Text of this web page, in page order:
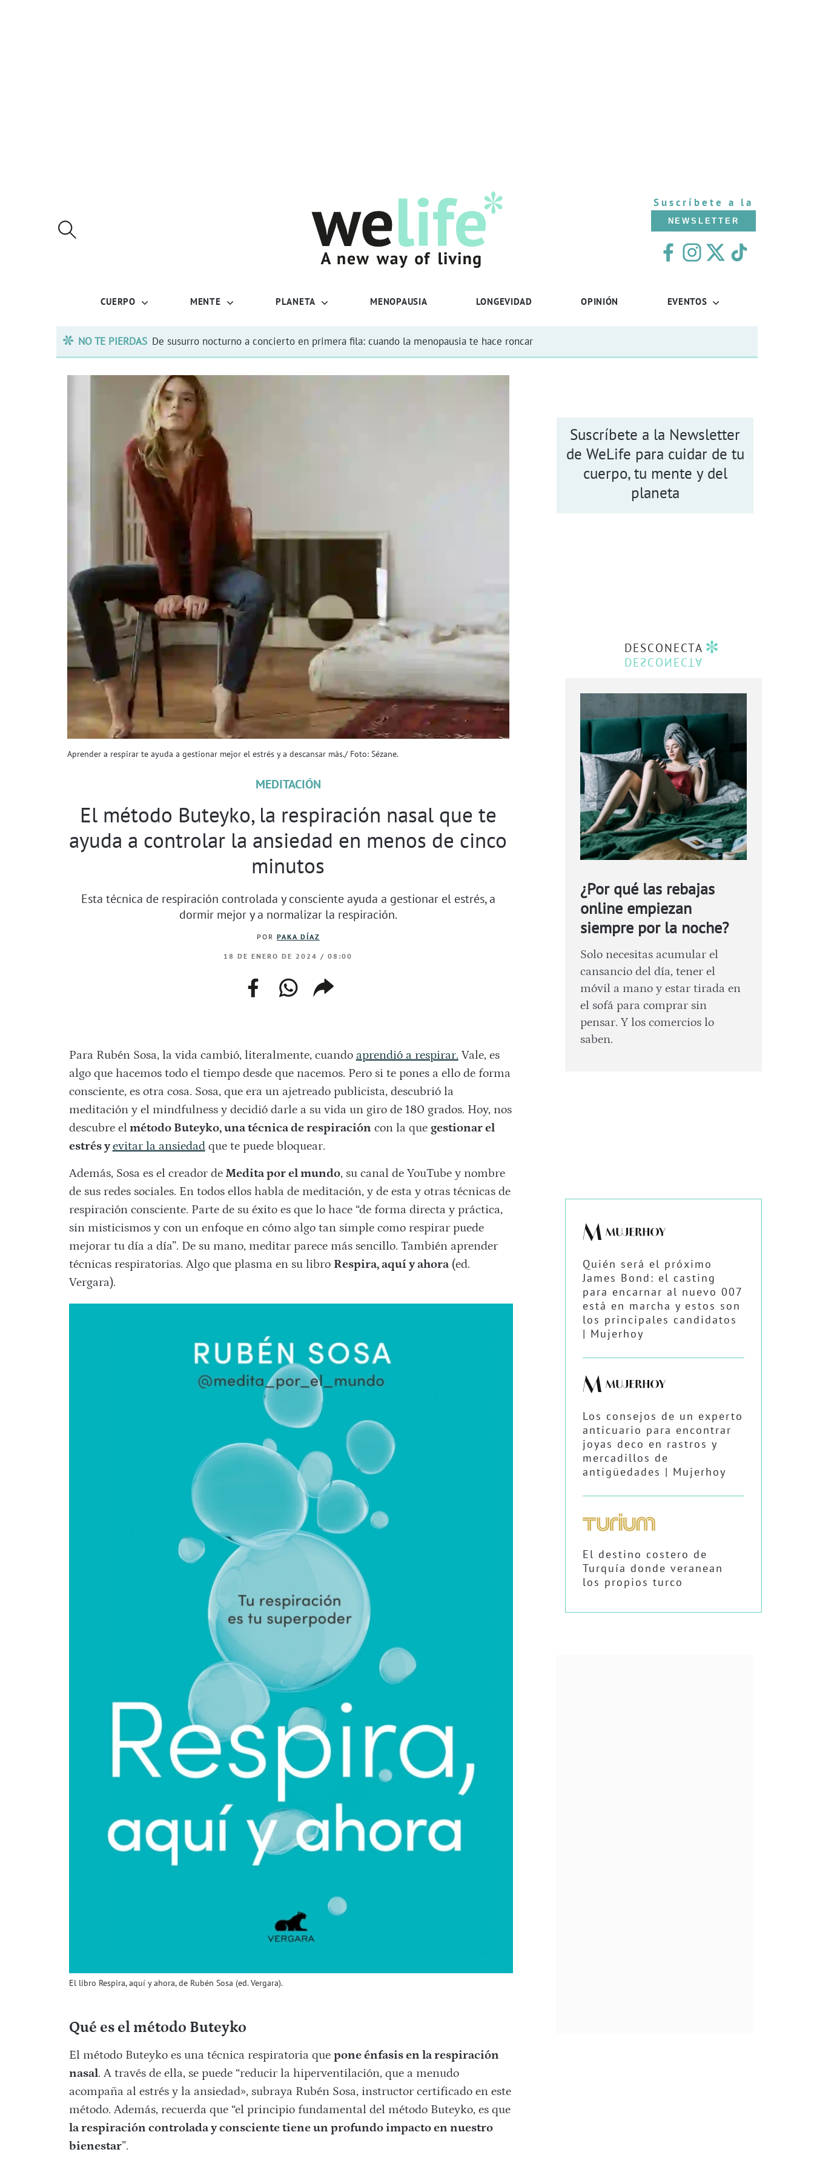
Suscríbete a la
NEWSLETTER
CUERPO MENTE PLANETA MENOPAUSIA LONGEVIDAD OPINIÓN EVENTOS
NO TE PIERDAS De susurro nocturno a concierto en primera fila: cuando la menopausia te hace roncar
Aprender a respirar te ayuda a gestionar mejor el estrés y a descansar más./ Foto: Sézane.
MEDITACIÓN
El método Buteyko, la respiración nasal que te
ayuda a controlar la ansiedad en menos de cinco
minutos
Esta técnica de respiración controlada y consciente ayuda a gestionar el estrés, a
dormir mejor y a normalizar la respiración.
POR PAKA DÍAZ
18 DE ENERO DE 2024 / 08:00
facebookwhatsapp
web
copiar
enlace
Para Rubén Sosa, la vida cambió, literalmente, cuando aprendió a respirar. Vale, es
algo que hacemos todo el tiempo desde que nacemos. Pero si te pones a ello de forma
consciente, es otra cosa. Sosa, que era un ajetreado publicista, descubrió la
meditación y el mindfulness y decidió darle a su vida un giro de 180 grados. Hoy, nos
descubre el método Buteyko, una técnica de respiración con la que gestionar el
estrés yevitar la ansiedadque te puede bloquear.
Además, Sosa es el creador deMedita por el mundo, su canal de YouTube y nombre
de sus redes sociales. En todos ellos habla de meditación, y de esta y otras técnicas de
respiración consciente. Parte de su éxito es que lo hace “de forma directa y práctica,
sin misticismos y con un enfoque en cómo algo tan simple como respirar puede
mejorar tu día a día”. De su mano, meditar parece más sencillo. También aprender
técnicas respiratorias. Algo que plasma en su libro Respira, aquí y ahora(ed.
Vergara).
El libro Respira, aquí y ahora, de Rubén Sosa (ed. Vergara).
Qué es el método Buteyko
El método Buteyko es una técnica respiratoria que pone énfasis en la respiración
nasal. A través de ella, se puede “reducir la hiperventilación, que a menudo
acompaña al estrés y la ansiedad», subraya Rubén Sosa, instructor certificado en este
método. Además, recuerda que “el principio fundamental del método Buteyko, es que
la respiración controlada y consciente tiene un profundo impacto en nuestro
bienestar”.
Suscríbete a la Newsletter
de WeLife para cuidar de tu
cuerpo, tu mente y del
planeta
DESCONECTA
¿Por qué las rebajas
online empiezan
siempre por la noche?
Solo necesitas acumular el
cansancio del día, tener el
móvil a mano y estar tirada en
el sofá para comprar sin
pensar. Y los comercios lo
saben.
Quién será el próximo
James Bond: el casting
para encarnar al nuevo 007
está en marcha y estos son
los principales candidatos
| Mujerhoy
Los consejos de un experto
anticuario para encontrar
joyas deco en rastros y
mercadillos de
antigüedades | Mujerhoy
El destino costero de
Turquía donde veranean
los propios turco